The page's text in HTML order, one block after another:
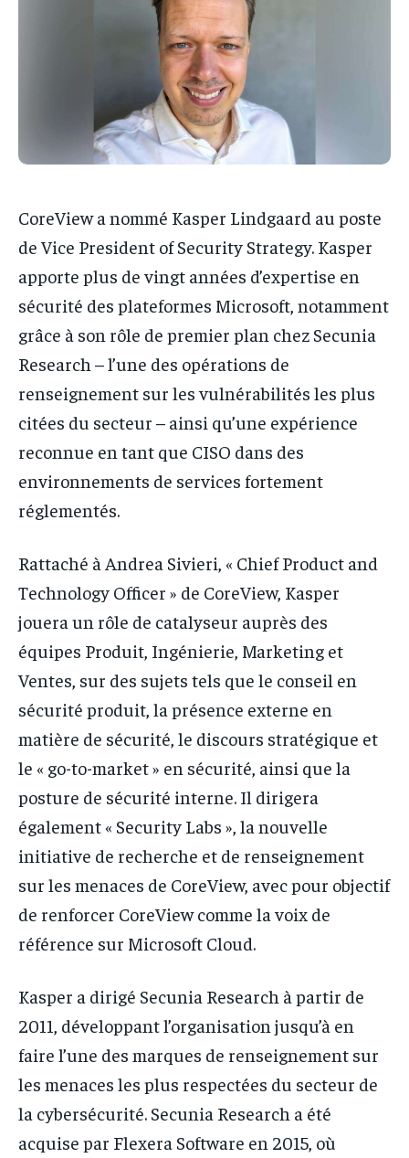
FUSIONS
STRATÉGIE COMMERCIALE
NOMINATIONS
FUSIONS
STRATÉGIE COMMERCIALE
NOMINATIONS
STRATÉGIE COMMERCIALE
NOMINATIONS
STRATÉGIE COMMERCIALE
NOMINATIONS
CoreView a nommé Kasper Lindgaard au poste
de Vice President of Security Strategy. Kasper
apporte plus de vingt années d’expertise en
sécurité des plateformes Microsoft, notamment
grâce à son rôle de premier plan chez Secunia
Research – l’une des opérations de
renseignement sur les vulnérabilités les plus
citées du secteur – ainsi qu’une expérience
reconnue en tant que CISO dans des
environnements de services fortement
réglementés.
Rattaché à Andrea Sivieri, « Chief Product and
Technology Officer » de CoreView, Kasper
jouera un rôle de catalyseur auprès des
équipes Produit, Ingénierie, Marketing et
Ventes, sur des sujets tels que le conseil en
sécurité produit, la présence externe en
matière de sécurité, le discours stratégique et
le « go-to-market » en sécurité, ainsi que la
posture de sécurité interne. Il dirigera
également « Security Labs », la nouvelle
initiative de recherche et de renseignement
sur les menaces de CoreView, avec pour objectif
de renforcer CoreView comme la voix de
référence sur Microsoft Cloud.
Kasper a dirigé Secunia Research à partir de
2011, développant l’organisation jusqu’à en
faire l’une des marques de renseignement sur
les menaces les plus respectées du secteur de
la cybersécurité. Secunia Research a été
acquise par Flexera Software en 2015, où